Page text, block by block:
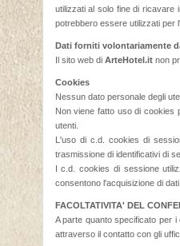
utilizzati al solo fine di ricavare
potrebbero essere utilizzati per
Dati forniti volontariamente
Il sito web di ArteHotel.it non
Cookies
Nessun dato personale degli
Non viene fatto uso di cookies
utenti.
L'uso di c.d. cookies di
trasmissione di identificativi di
I c.d. cookies di sessione
consentono l'acquisizione di
FACOLTATIVITA' DEL
A parte quanto specificato per
attraverso il contatto con gli